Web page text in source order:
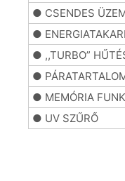
● CSENDES
●
● ,,TURBO”
●
● MEMÓRIA
● UV SZŰRŐ